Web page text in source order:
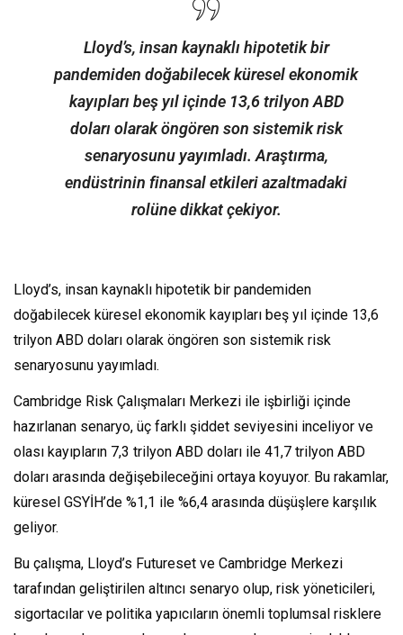
Lloyd’s, insan kaynaklı hipotetik bir
pandemiden doğabilecek küresel ekonomik
kayıpları beş yıl içinde 13,6 trilyon ABD
doları olarak öngören son sistemik risk
senaryosunu yayımladı. Araştırma,
endüstrinin finansal etkileri azaltmadaki
rolüne dikkat çekiyor.
Lloyd’s, insan kaynaklı hipotetik bir pandemiden
doğabilecek küresel ekonomik kayıpları beş yıl içinde 13,6
trilyon ABD doları olarak öngören son sistemik risk
senaryosunu yayımladı.
Cambridge Risk Çalışmaları Merkezi ile işbirliği içinde
hazırlanan senaryo, üç farklı şiddet seviyesini inceliyor ve
olası kayıpların 7,3 trilyon ABD doları ile 41,7 trilyon ABD
doları arasında değişebileceğini ortaya koyuyor. Bu rakamlar,
küresel GSYİH’de %1,1 ile %6,4 arasında düşüşlere karşılık
geliyor.
Bu çalışma, Lloyd’s Futureset ve Cambridge Merkezi
tarafından geliştirilen altıncı senaryo olup, risk yöneticileri,
sigortacılar ve politika yapıcıların önemli toplumsal risklere